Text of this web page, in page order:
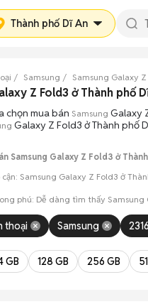
Thành phố Dĩ An
Samsung Samsung Galaxy
Z Fold3 ở Thành phố
chọn mua bán Samsung Galaxy
Galaxy Z Fold3 ở Thành phố
Samsung Galaxy Z Fold3 ở
Samsung Galaxy Z Fold3 ở
phú: Dễ dàng tìm thấy Samsung
bạch: Việc gặp gỡ trực tiếp
Hai bên có thể chủ động
thoại Samsung 2316
GB 128 GB 256 GB